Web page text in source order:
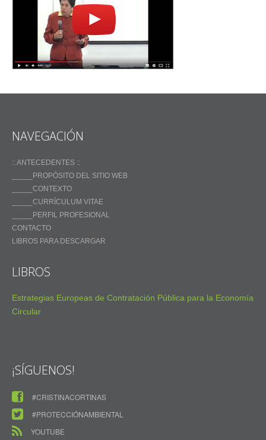
NAVEGACIÓN
:: ANTECEDENTES ::
_____PROPÓSITO DEL SITIO WEB
_____CONTEXTO
_____CURRÍCULUM VITAE
_____PERFIL PROFESIONAL
CONTACTO
LIBROS PARA DESCARGAR
LIBROS
Estrategias Europeas de Contratación Pública para la Economía
Circular
¡SÍGUENOS!
#CRISTINACORTINAS
#PROTECCIÓNAMBIENTAL
YOUTUBE